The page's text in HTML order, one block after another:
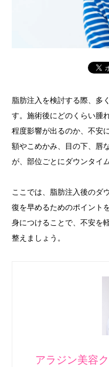
脂肪注入を検討する際、多
す。施術後にどのくらい腫
程度影響が出るのか、不安
額やこめかみ、目の下、唇
が、部位ごとにダウンタイ
ここでは、脂肪注入後のダ
復を早めるためのポイント
身につけることで、不安を
整えましょう。
アラジン美容